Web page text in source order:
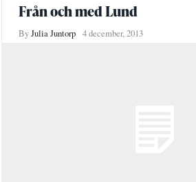
Från och med Lund
ByJulia Juntorp 4 december, 2013